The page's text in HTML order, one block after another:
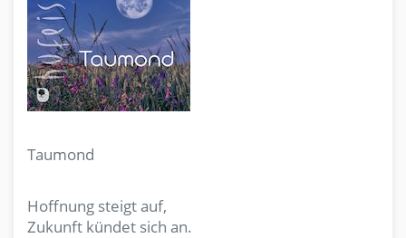
Taumond
Hoffnung steigt auf,
Zukunft kündet sich an.